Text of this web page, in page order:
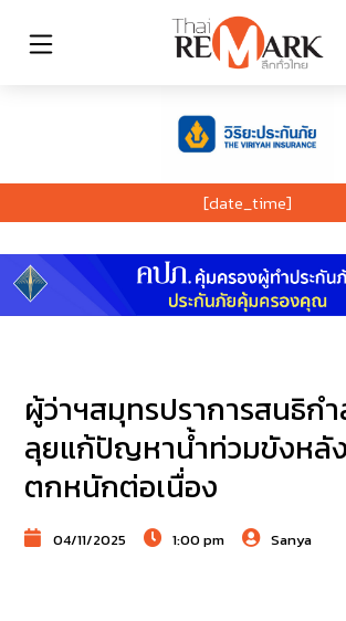
[date_time]
ผู้ว่าฯสมุทรปราการสนธิก
ลุยแก้ปัญหาน้ำท่วมขังหลั
ตกหนักต่อเนื่อง
04/11/2025 1:00 pm Sanya